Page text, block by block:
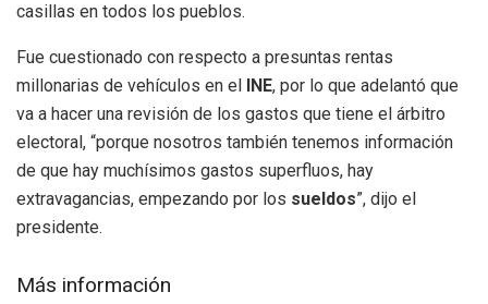
casillas en todos los pueblos.
Fue cuestionado con respecto a presuntas rentas
millonarias de vehículos en el
INE, por lo que adelantó que
va a hacer una revisión de los gastos que tiene el árbitro
electoral, “porque nosotros también tenemos información
de que hay muchísimos gastos superfluos, hay
extravagancias, empezando por los sueldos”, dijo el
presidente.
Más información